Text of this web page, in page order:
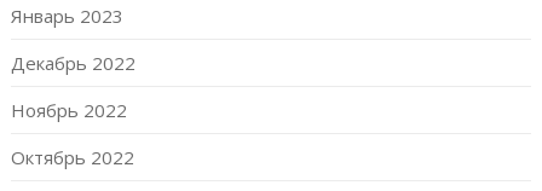
Январь 2023
Декабрь 2022
Ноябрь 2022
Октябрь 2022